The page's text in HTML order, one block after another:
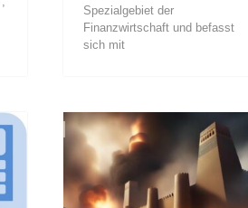
Spezialgebiet der
Finanzwirtschaft und befasst
sich mit
Unternehmensbewertungen
mit dem Ziel den eigenen
Unternehmenswert zu erhöhen
ohne die eigene
Risikotragfähigkeit zu
übersteigen. Die...
Nov. 2024